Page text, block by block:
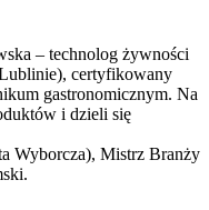
– technolog żywności
certyfikowany
gastronomicznym. Na
i dzieli się
Wyborcza), Mistrz Branży